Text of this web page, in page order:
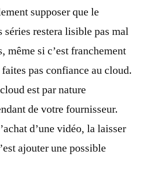
supposer que le
restera lisible pas mal
même si c’est franchement
pas confiance au cloud.
est par nature
de votre fournisseur.
d’une vidéo, la laisser
ajouter une possible